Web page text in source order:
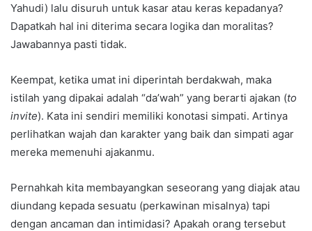
Yahudi) lalu disuruh untuk kasar atau keras kepadanya?
Dapatkah hal ini diterima secara logika dan moralitas?
Jawabannya pasti tidak.
Keempat, ketika umat ini diperintah berdakwah, maka
istilah yang dipakai adalah “da’wah” yang berarti ajakan (to
invite). Kata ini sendiri memiliki konotasi simpati. Artinya
perlihatkan wajah dan karakter yang baik dan simpati agar
mereka memenuhi ajakanmu.
Pernahkah kita membayangkan seseorang yang diajak atau
diundang kepada sesuatu (perkawinan misalnya) tapi
dengan ancaman dan intimidasi? Apakah orang tersebut